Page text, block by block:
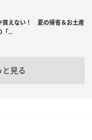
買えない！ 夏の帰省＆お土産
「...
見る